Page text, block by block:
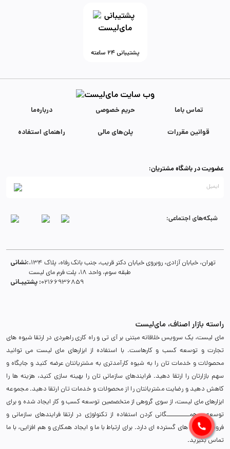
پشتیبانی ۲۴ ساعته
درباره‌ما حریم خصوصی تماس با‌ما
راهنمای استفاده پلن‌های مالی قوانین مقررات
عضویت در باشگاه مشتریان:
شبکه‌های اجتماعی:
نشانی:تهران، خیابان آزادی، روبروی خیابان دکتر قریب، جنب بانک رفاه، پلاک 134،
طبقه سوم، واحد 18، پلت فرم مای لیست
پشتیبـانی :02166936859
راسته بازار اصناف، مای‌لیست
مای لیست، یک سرویس خلاقانه مبتنی بر آی تی و راه کاری راهبردی در ارتقا شیوه های
تجارت و توسعه کسب و کارهاست. با استفاده از ابزارهای مای لیست می توانید
محصولات و خدمات تان را به شیوه کارآمدتری به مشتریانتان عرضه کنید و جایگاه و
سهم بازارتان را ارتقا دهید. فرایندهای سازمانی تان را بهینه سازی کنید، هزینه ها را
کاهش دهید و رضایت مشتریانتان را از محصولات و خدمات تان ارتقا دهید. مجموعه
ابزارهای مای لیست، از سوی گروهی از متخصصین توسعه کسب و کار ایجاد شده و برای
توسعه و همـــــــــــگانی کردن استفاده از تکنولوژی در ارتقا فرایندهای سازمانی و
فروش، برنامه های گسترده ای دارد. برای ارتباط با ما و ایجاد همکاری و هم افزایی، با ما
تماس بگیرید.